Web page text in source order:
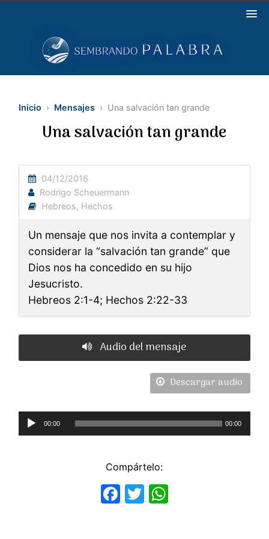
Inicio › Mensajes › Una salvación tan grande
Una salvación tan grande
04/12/2016
Rodrigo Scheuermann
Hebreos, Hechos
Un mensaje que nos invita a contemplar y
considerar la “salvación tan grande” que
Dios nos ha concedido en su hijo
Jesucristo.
Hebreos 2:1-4; Hechos 2:22-33
Audio del mensaje
Descargar audio
Reproductor
de
00:00 00:00
Compártelo:
Facebook
Twitter
WhatsApp